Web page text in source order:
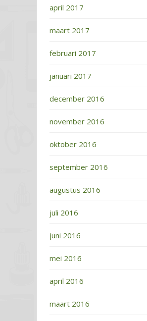
april 2017
maart 2017
februari 2017
januari 2017
december 2016
november 2016
oktober 2016
september 2016
augustus 2016
juli 2016
juni 2016
mei 2016
april 2016
maart 2016